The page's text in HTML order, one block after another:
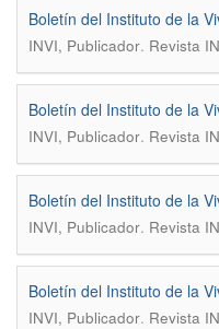
Boletín del Instituto de la
INVI, Publicador. Revista
Boletín del Instituto de la
INVI, Publicador. Revista
Boletín del Instituto de la
INVI, Publicador. Revista
Boletín del Instituto de la
INVI, Publicador. Revista